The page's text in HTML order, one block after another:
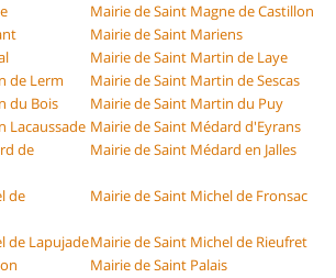
Mairie de Saint Magne de Castillon
Mairie de Saint Mariens
Mairie de Saint Martin de Laye
de Lerm
Mairie de Saint Martin de Sescas
du Bois
Mairie de Saint Martin du Puy
Lacaussade Mairie de Saint Médard d'Eyrans
de
Mairie de Saint Médard en Jalles
de
Mairie de Saint Michel de Fronsac
de LapujadeMairie de Saint Michel de Rieufret
Mairie de Saint Palais